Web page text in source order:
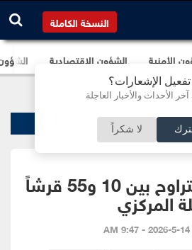
الإشعارات؟
الأحداث والأخبار العاجلة
لا شكراً
النسخة الكاملة
الأمنية الشؤون الإقتصادية
أسعار الخضار تتراوح بين 10 و55 قرشاً
المركزي